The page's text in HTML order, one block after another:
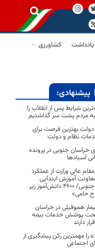
یادداشت
کشاورزی
پیشنهادی:
شرایط پس از انقلاب را
به مردم پشت سر گذاشتیم
بهترین فرصت برای
نظام و دولت
خراسان جنوبی در پرونده
آسبادها
عالی وزارت از عملکرد
آموزش ابتدایی
خراسان جنوبی/ ۴۶۰۰ دانش‌آموز زیر
حامی»
بیمار هموفیلی در خراسان
پوشش خدمات بیمه
دارند
را مهمترین رکن پیشگیری از
اجتماعی